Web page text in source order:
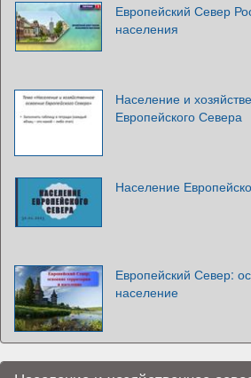
Европейский Север
населения
Население и
Европейского Севера
Население
Европейский Север:
население